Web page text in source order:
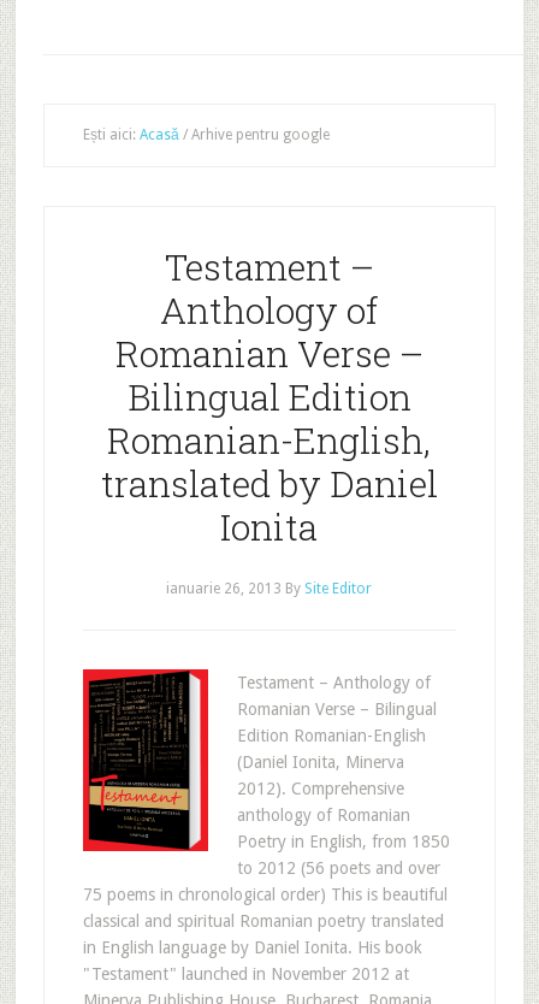
Ești aici: Acasă /Arhive pentru google
Testament –
Anthology of
Romanian Verse –
Bilingual Edition
Romanian-English,
translated by Daniel
Ionita
ianuarie 26, 2013 By Site Editor
Testament – Anthology of
Romanian Verse – Bilingual
Edition Romanian-English
(Daniel Ionita, Minerva
2012). Comprehensive
anthology of Romanian
Poetry in English, from 1850
to 2012 (56 poets and over
75 poems in chronological order) This is beautiful
classical and spiritual Romanian poetry translated
in English language by Daniel Ionita. His book
"Testament" launched in November 2012 at